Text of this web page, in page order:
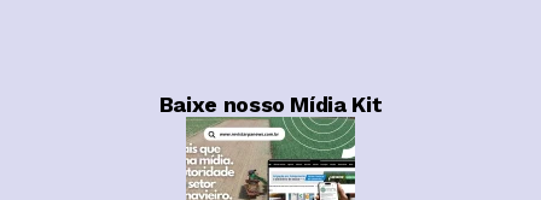
Baixe nosso Mídia Kit